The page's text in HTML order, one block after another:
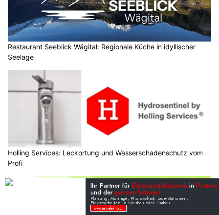
Restaurant Seeblick Wägital: Regionale Küche in idyllischer
Seelage
Holling Services: Leckortung und Wasserschadenschutz vom
Profi